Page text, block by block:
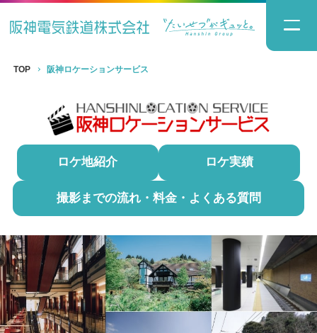
TOP 阪神ロケーションサービス
ロケ地紹介 ロケ実績
撮影までの流れ・料金・よくある質問